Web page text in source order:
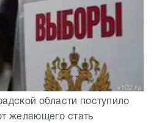
области поступило
желающего стать